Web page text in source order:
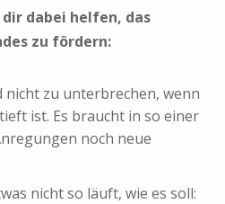
dabei helfen, das
zu fördern:
nicht zu unterbrechen, wenn
ist. Es braucht in so einer
noch neue
nicht so läuft, wie es soll: